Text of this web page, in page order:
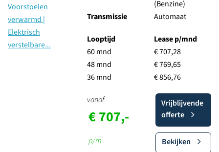
(Benzine)
Transmissie
Automaat
Looptijd
60 mnd
48 mnd
36 mnd
Lease p/mnd
€ 707,28
€ 769,65
€ 856,76
vanaf
€ 707,-
p/m
Vrijblijvende
offerte
Bekijken